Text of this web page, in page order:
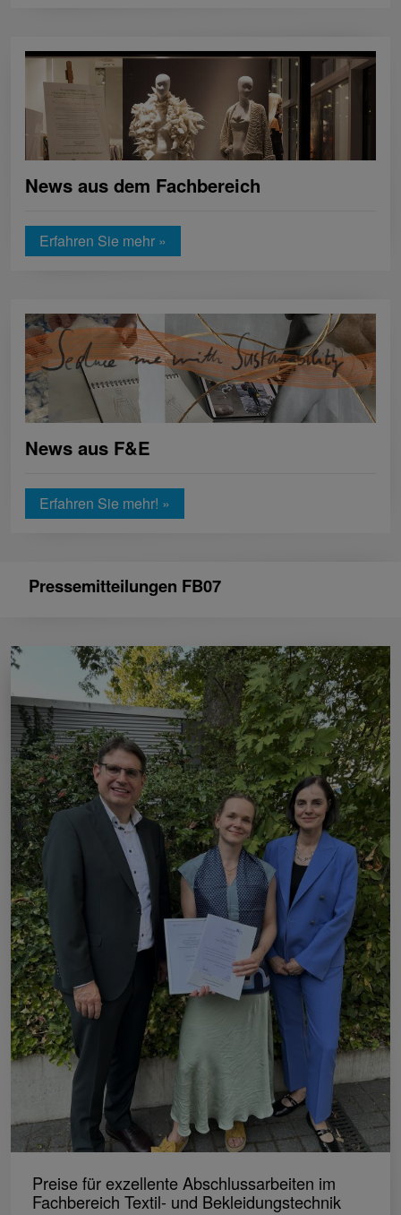
News aus dem Fachbereich
Erfahren Sie mehr »
News aus F&E
Erfahren Sie mehr! »
Pressemitteilungen FB07
Preise für exzellente Abschlussarbeiten im
Fachbereich Textil- und Bekleidungstechnik